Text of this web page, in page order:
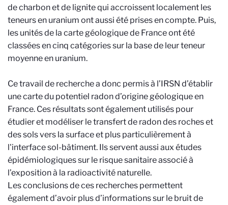
de charbon et de lignite qui accroissent localement les
teneurs en uranium ont aussi été prises en compte. Puis,
les unités de la carte géologique de France ont été
classées en cinq catégories sur la base de leur teneur
moyenne en uranium.
Ce travail de recherche a donc permis à l’IRSN d’établir
une carte du potentiel radon d’origine géologique en
France. Ces résultats sont également utilisés pour
étudier et modéliser le transfert de radon des roches et
des sols vers la surface et plus particulièrement à
l'interface sol-bâtiment. Ils servent aussi aux études
épidémiologiques sur le risque sanitaire associé à
l’exposition à la radioactivité naturelle.
Les conclusions de ces recherches permettent
également d’avoir plus d’informations sur le bruit de